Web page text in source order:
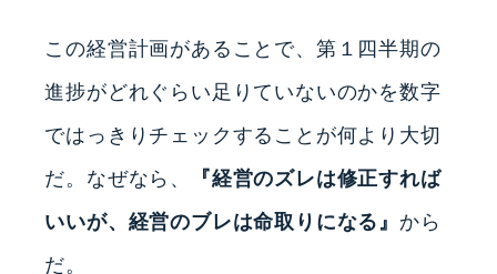
この経営計画があることで、第１四半期の
進捗がどれぐらい足りていないのかを数字
ではっきりチェックすることが何より大切
だ。なぜなら、
『経営のズレは修正すれば
いいが、経営のブレは命取りになる』 から
だ。